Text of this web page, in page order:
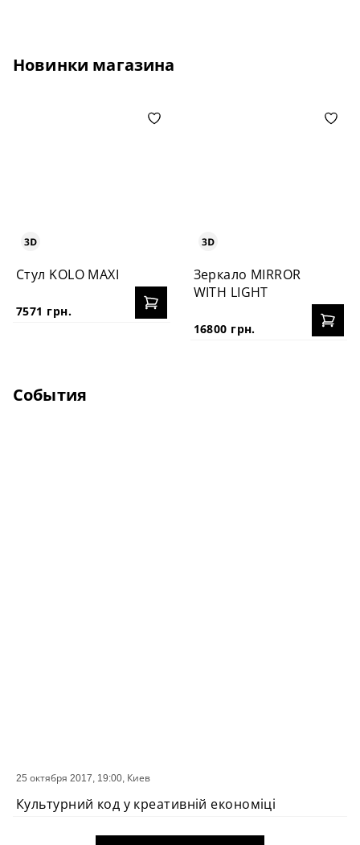
Новинки магазина
Стул KOLO MAXI
7571 грн.
Зеркало MIRROR
WITH LIGHT
16800 грн.
События
СОБЫТИЕ
25 октября 2017, 19:00, Киев
Культурний код у креативній економіці